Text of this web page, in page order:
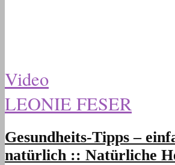
Video
LEONIE FESER
Gesundheits-Tipps –
natürlich :: Natürliche